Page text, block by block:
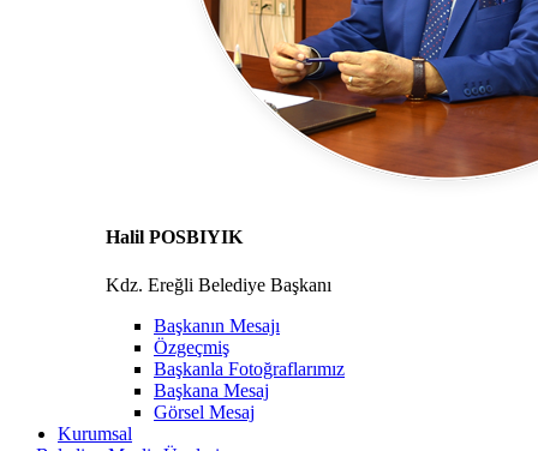
Halil POSBIYIK
Kdz. Ereğli Belediye Başkanı
Başkanın Mesajı
Özgeçmiş
Başkanla Fotoğraflarımız
Başkana Mesaj
Görsel Mesaj
Kurumsal